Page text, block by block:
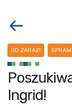
OD ZARAZ!
Ingrid!